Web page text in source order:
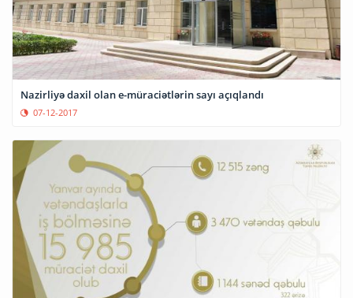
Nazirliyə daxil olan e-müraciətlərin sayı açıqlandı
07-12-2017